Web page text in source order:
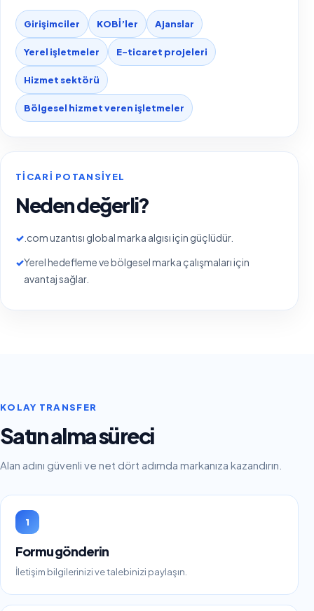
Girişimciler KOBİ’ler Ajanslar
Yerel işletmeler E-ticaret projeleri
Hizmet sektörü
Bölgesel hizmet veren işletmeler
TICARI POTANSIYEL
Neden değerli?
✓ .com uzantısı global marka algısı için güçlüdür.
✓Yerel hedefleme ve bölgesel marka çalışmaları için
avantaj sağlar.
KOLAY TRANSFER
Satın alma süreci
Alan adını güvenli ve net dört adımda markanıza kazandırın.
1
Formu gönderin
İletişim bilgilerinizi ve talebinizi paylaşın.